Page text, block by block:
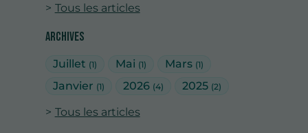
Tous les articles
Archives
Juillet (1) Mai (1) Mars (1)
Janvier (1) 2026 (4) 2025 (2)
Tous les articles